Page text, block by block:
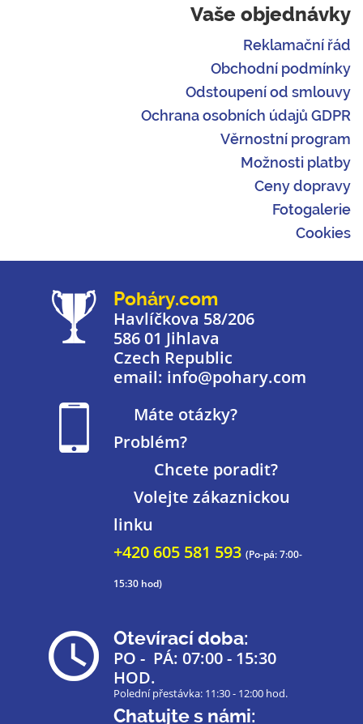
Vaše objednávky
Reklamační řád
Obchodní podmínky
Odstoupení od smlouvy
Ochrana osobních údajů GDPR
Věrnostní program
Možnosti platby
Ceny dopravy
Fotogalerie
Cookies
Poháry.com
Havlíčkova 58/206
586 01 Jihlava
Czech Republic
email: info@pohary.com
Máte otázky?
Problém?
Chcete poradit?
Volejte zákaznickou
linku
+420 605 581 593 (Po-pá: 7:00-
15:30 hod)
Otevírací doba:
PO - PÁ: 07:00 - 15:30
HOD.
Polední přestávka: 11:30 - 12:00 hod.
Chatujte s námi: